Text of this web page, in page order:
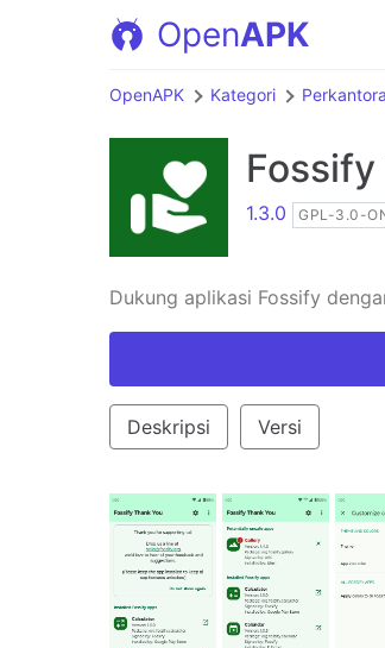
OpenAPK
OpenAPK Kategori
Fossify
1.3.0 GPL-3.0-
Dukung aplikasi Fossify
Deskripsi Versi